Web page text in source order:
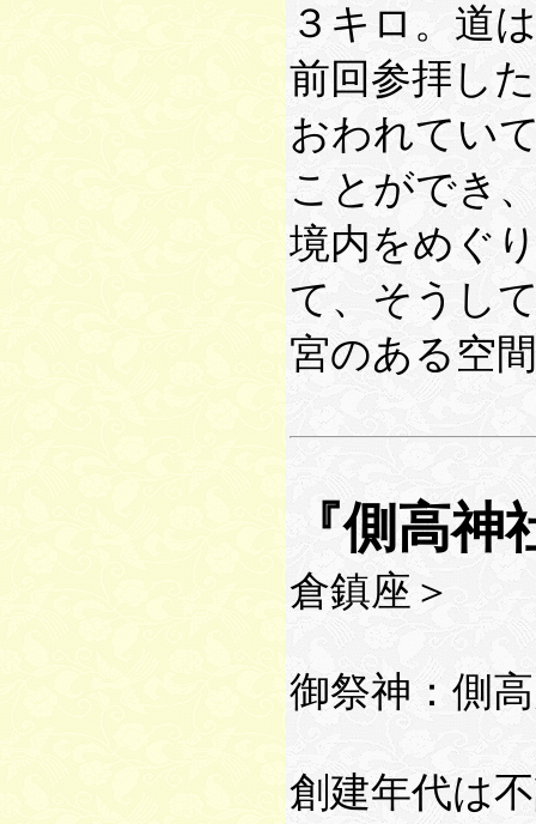
３キロ。道
前回参拝し
おわれてい
ことができ
境内をめぐ
て、そうし
宮のある空
『側高神
倉鎮座＞
御祭神：側
創建年代は